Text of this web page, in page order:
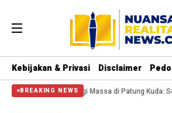
Kebijakan & Privasi Disclaimer
BREAKING NEWS
Halangi Massa di Patung Kuda: Semoga